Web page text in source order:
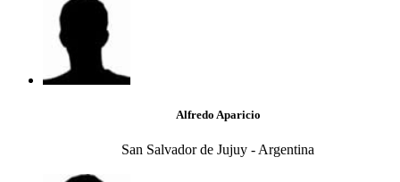
Alfredo Aparicio
San Salvador de Jujuy - Argentina